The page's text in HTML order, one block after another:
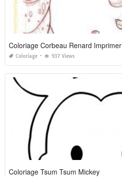
Coloriage Corbeau Renard Imprimer
Coloriage 937 Views
Coloriage Tsum Tsum Mickey